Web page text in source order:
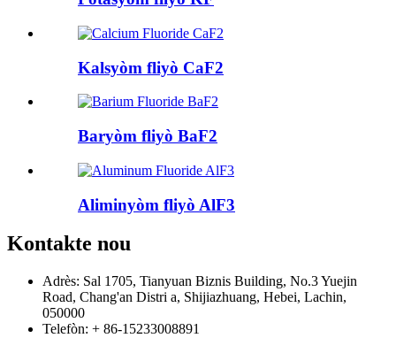
Kalsyòm fliyò CaF2
Baryòm fliyò BaF2
Aliminyòm fliyò AlF3
Kontakte nou
Adrès: Sal 1705, Tianyuan Biznis Building, No.3 Yuejin
Road, Chang'an Distri a, Shijiazhuang, Hebei, Lachin,
050000
Telefòn: + 86-15233008891